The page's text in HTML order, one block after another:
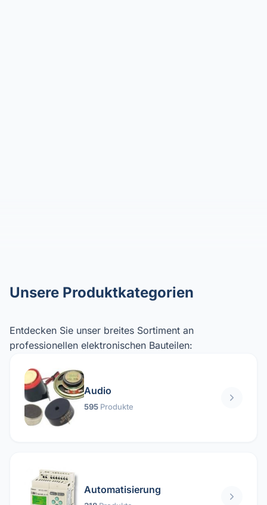
Unsere Produktkategorien
Entdecken Sie unser breites Sortiment an
professionellen elektronischen Bauteilen:
Audio
595 Produkte
Automatisierung